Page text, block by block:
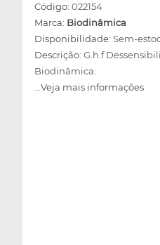
Código: 022154
Marca: Biodinâmica
Disponibilidade: Sem-
Descrição: G.h.f
Biodinâmica.
...Veja mais informações